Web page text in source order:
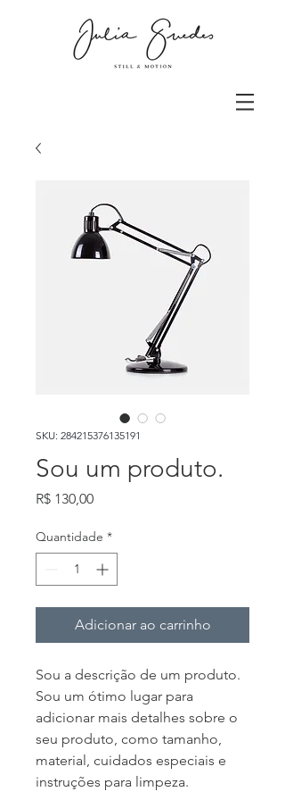
SKU: 284215376135191
Sou um produto.
R$ 130,00Preço
Quantidade *
Adicionar ao carrinho
Sou a descrição de um produto.
Sou um ótimo lugar para
adicionar mais detalhes sobre o
seu produto, como tamanho,
material, cuidados especiais e
instruções para limpeza.